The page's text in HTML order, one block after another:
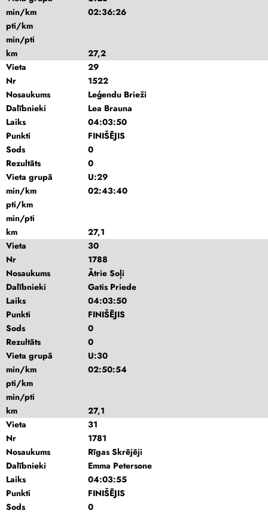
min/km
02:36:26
pti/km
min/pti
km
27,2
Vieta
29
Nr
1522
Nosaukums
Leģendu Brieži
Dalībnieki
Lea Brauna
Laiks
04:03:50
Punkti
FINIŠĒJIS
Sods
0
Rezultāts
0
Vieta grupā
U:29
min/km
02:43:40
pti/km
min/pti
km
27,1
Vieta
30
Nr
1788
Nosaukums
Ātrie Soļi
Dalībnieki
Gatis Priede
Laiks
04:03:50
Punkti
FINIŠĒJIS
Sods
0
Rezultāts
0
Vieta grupā
U:30
min/km
02:50:54
pti/km
min/pti
km
27,1
Vieta
31
Nr
1781
Nosaukums
Rīgas Skrējēji
Dalībnieki
Emma Petersone
Laiks
04:03:55
Punkti
FINIŠĒJIS
Sods
0